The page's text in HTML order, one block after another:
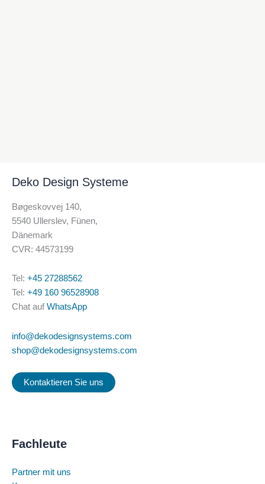
Deko Design Systeme
Bøgeskovvej 140,
5540 Ullerslev, Fünen,
Dänemark
CVR: 44573199
Tel: +45 27288562
Tel: +49 160 96528908
Chat auf WhatsApp
info@dekodesignsystems.com
shop@dekodesignsystems.com
Kontaktieren Sie uns
Fachleute
Partner mit uns